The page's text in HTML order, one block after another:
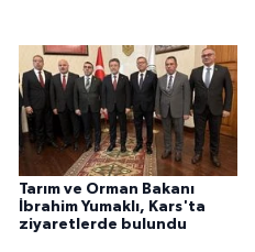
Tarım ve Orman Bakanı
İbrahim Yumaklı, Kars'ta
ziyaretlerde bulundu